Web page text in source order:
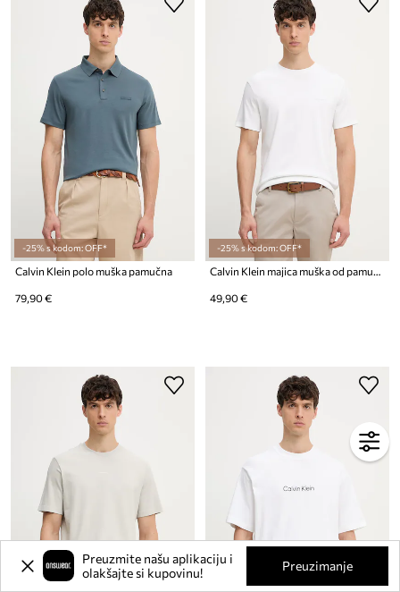
-25% s kodom: OFF*
Calvin Klein polo muška pamučna
79,90 €
-25% s kodom: OFF*
49,90 €
Preuzmite našu aplikaciju i
olakšajte si kupovinu!
Preuzimanje